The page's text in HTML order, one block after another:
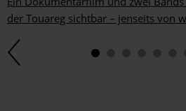
der Touareg sichtbar – jenseits von